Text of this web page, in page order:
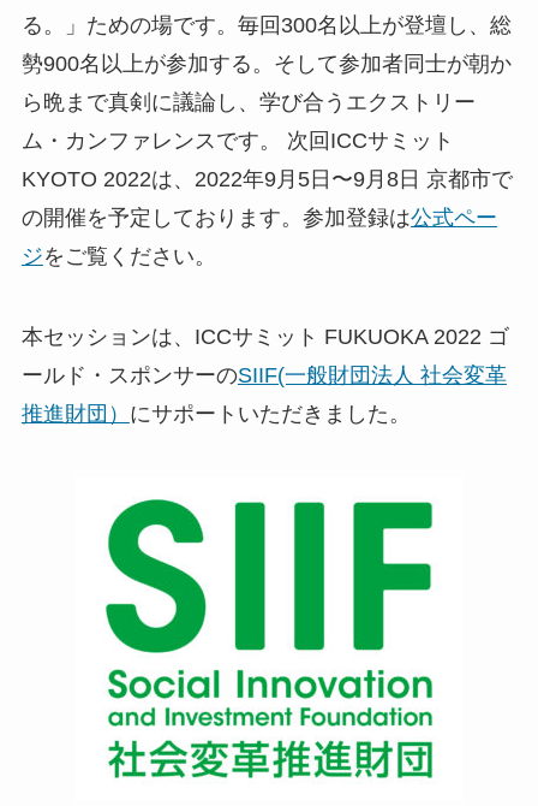
る。」ための場です。毎回300名以上が登壇し、総
勢900名以上が参加する。そして参加者同士が朝か
ら晩まで真剣に議論し、学び合うエクストリー
ム・カンファレンスです。 次回ICCサミット
KYOTO 2022は、2022年9月5日〜9月8日 京都市で
の開催を予定しております。参加登録は公式ペー
ジをご覧ください。
本セッションは、ICCサミット FUKUOKA 2022 ゴ
ールド・スポンサーのSIIF(一般財団法人 社会変革
推進財団） にサポートいただきました。